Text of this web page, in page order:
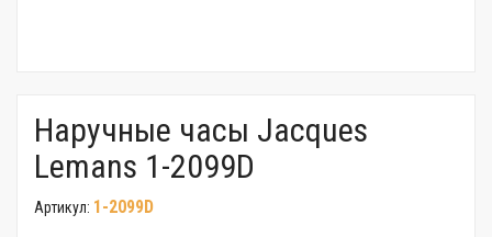
Наручные часы Jacques
Lemans 1-2099D
Артикул: 1-2099D